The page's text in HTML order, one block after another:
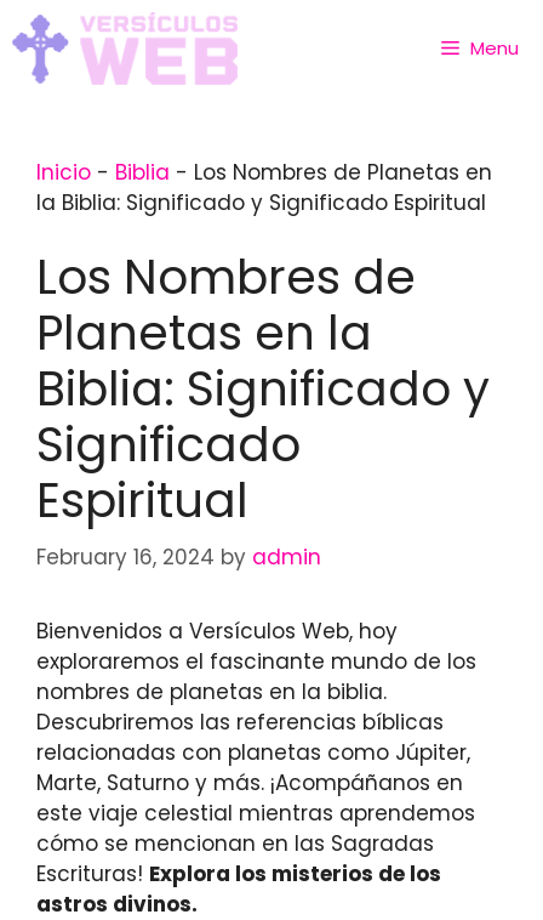
Skip
to
content
Menu
Inicio - Biblia - Los Nombres de Planetas en
la Biblia: Significado y Significado Espiritual
Los Nombres de
Planetas en la
Biblia: Significado y
Significado
Espiritual
February 16, 2024 by admin
Bienvenidos a Versículos Web, hoy
exploraremos el fascinante mundo de los
nombres de planetas en la biblia.
Descubriremos las referencias bíblicas
relacionadas con planetas como Júpiter,
Marte, Saturno y más. ¡Acompáñanos en
este viaje celestial mientras aprendemos
cómo se mencionan en las Sagradas
Escrituras! Explora los misterios de los
astros divinos.